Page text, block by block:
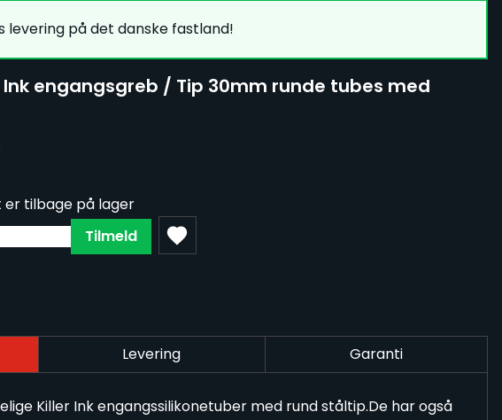
levering på det danske fastland!
Ink engangsgreb / Tip 30mm runde tubes med
er tilbage på lager
Tilmeld
Levering Garanti
Killer Ink engangssilikonetuber med rund ståltip.De har også